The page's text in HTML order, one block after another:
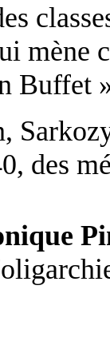
mène
Buffet
des